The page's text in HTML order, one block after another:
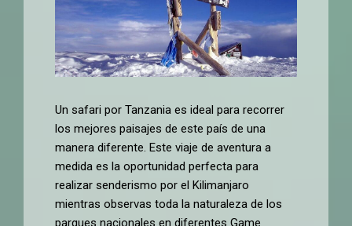
Un safari por Tanzania es ideal para recorrer
los mejores paisajes de este país de una
manera diferente. Este viaje de aventura a
medida es la oportunidad perfecta para
realizar senderismo por el Kilimanjaro
mientras observas toda la naturaleza de los
parques nacionales en diferentes Game